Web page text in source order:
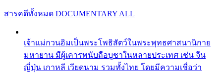
สารคดีทั้งหมด DOCUMENTARY ALL
เจ้าแม่กวนอิมเป็นพระโพธิสัตว์ในพระพุทธศาสนานิกาย
มหายาน มีผู้เคารพนับถือบูชาในหลายประเทศ เช่น จีน
ญี่ปุ่น เกาหลี เวียดนาม รวมทั้งไทย โดยมีความเชื่อว่า